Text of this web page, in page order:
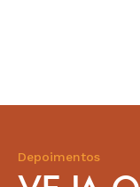
Depoimentos